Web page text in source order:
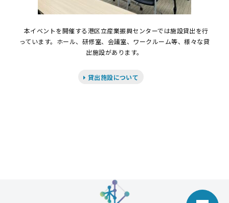
本イベントを開催する港区立産業振興センターでは施設貸出を行
っています。ホール、研修室、会議室、ワークルーム等、様々な貸
出施設があります。
貸出施設について